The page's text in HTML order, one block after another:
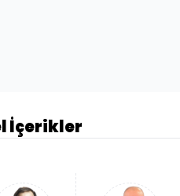
İçerikler